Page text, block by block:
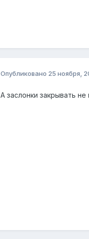
Опубликовано 25 ноября,
А заслонки закрывать